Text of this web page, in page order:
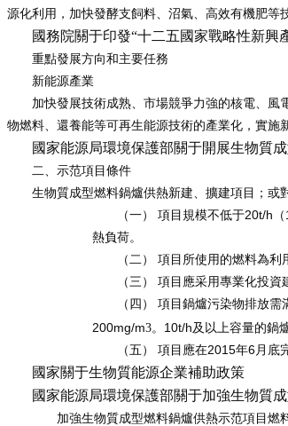
源化利用，加快發酵支飼料、沼氣、高效有機肥等
國務院關于印發“十二五國家戰略性新興
重點發展方向和主要任務
新能源產業
加快發展技術成熟、市場競爭力強的核電、
物燃料、還養能等可再生能源技術的產業化，實施
國家能源局環境保護部關于開展生物質
二、示范項目條件
生物質成型燃料鍋爐供熱新建、擴建項目；或
（一） 項目規模不低于20t/h （
熱負荷。
（二） 項目所使用的燃料為利
（三） 項目應采用專業化投資
（四） 項目鍋爐污染物排放需
200mg/m3。 10t/h及以上容量的鍋
（五） 項目應在2015年6月底
國家關于生物質能源企業補助政策
國家能源局環境保護部關于加強生物質
加強生物質成型燃料鍋爐供熱示范項目燃